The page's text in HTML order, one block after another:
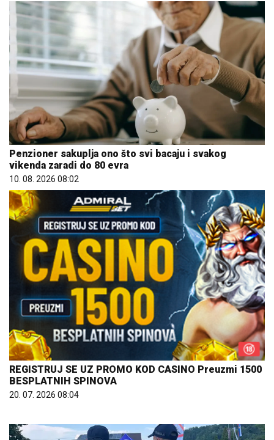
Penzioner sakuplja ono što svi bacaju i svakog
vikenda zaradi do 80 evra
10. 08. 2026 08:02
REGISTRUJ SE UZ PROMO KOD CASINO Preuzmi 1500
BESPLATNIH SPINOVA
20. 07. 2026 08:04